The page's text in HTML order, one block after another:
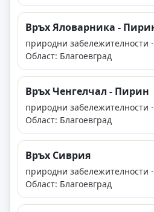
Връх Яловарника -
природни забележителности
Област: Благоевград
Връх Ченгелчал - Пирин
природни забележителности
Област: Благоевград
Връх Сиврия
природни забележителности
Област: Благоевград